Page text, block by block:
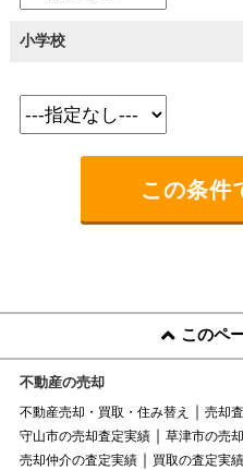
小学校
このペ
不動産の売却
不動産売却・買取・住み替え 売却
守山市の売却査定実績
草津市の売
売却仲介の査定実績
買取の査定実績